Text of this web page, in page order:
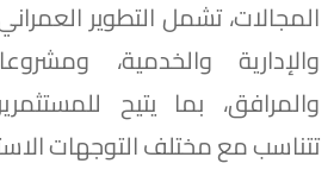
المجالات، تشمل التطوير
والإدارية والخدمية،
والمرافق، بما يتيح
تتناسب مع مختلف التوجهات